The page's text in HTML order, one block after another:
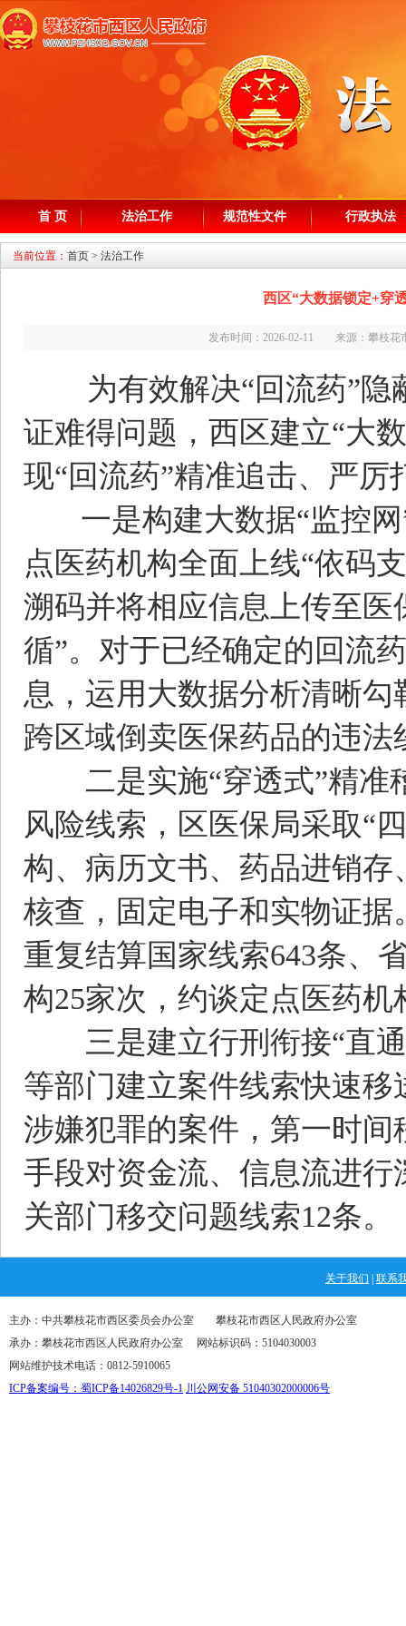
首 页 法治工作 规范性文件 行政执法
当前位置： 首页 > 法治工作
西区“大数据锁定+穿
发布时间：2026-02-11 来源：攀枝
为有效解决“回流药”隐
证难得问题，西区建立“大
现“回流药”精准追击、严厉
一是构建大数据“监控网”
点医药机构全面上线“依码
溯码并将相应信息上传至
循”。对于已经确定的回流
息，运用大数据分析清晰
跨区域倒卖医保药品的违法
二是实施“穿透式”精准
风险线索，区医保局采取“
构、病历文书、药品进销
核查，固定电子和实物证据
重复结算国家线索643条、
构25家次，约谈定点医药机
三是建立行刑衔接“直通
等部门建立案件线索快速
涉嫌犯罪的案件，第一时
手段对资金流、信息流进
关部门移交问题线索12条。
关于我们 联系
主办：中共攀枝花市西区委员会办公室 攀枝花市西区人民政府办公室
承办：攀枝花市西区人民政府办公室 网站标识码：5104030003
网站维护技术电话：0812-5910065
ICP备案编号：蜀ICP备14026829号-1 川公网安备 51040302000006号